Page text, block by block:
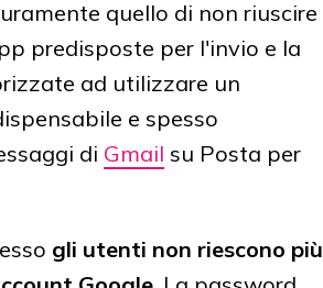
quello di non riuscire
predisposte per l'invio e la
ad utilizzare un
e spesso
di Gmail su Posta per
gli utenti non riescono più